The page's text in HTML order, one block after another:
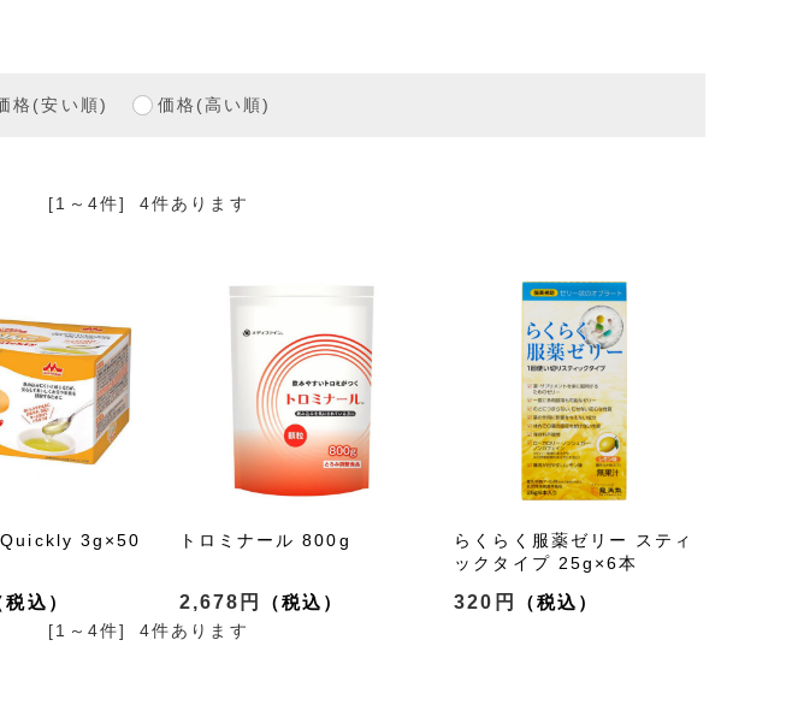
格(安い順) 価格(高い順)
[1～4件] 4件あります
Quickly 3g×50
トロミナール 800g
2,678円
らくらく服薬ゼリー スティ
ックタイプ 25g×6本
320円
[1～4件] 4件あります